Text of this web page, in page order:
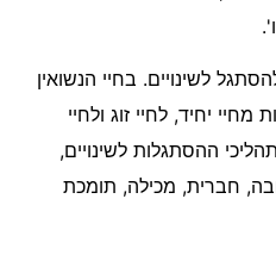
לשינויים. בחיי הנשואין
יחיד, לחיי זוג ולחיי
ההסתגלות לשינויים,
חברית, מכילה, תומכת